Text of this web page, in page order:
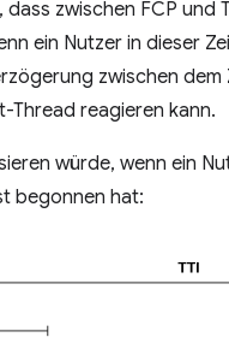
dass zwischen FCP
ein Nutzer in dieser
zwischen
Thread reagieren kann.
würde, wenn ein
begonnen hat: